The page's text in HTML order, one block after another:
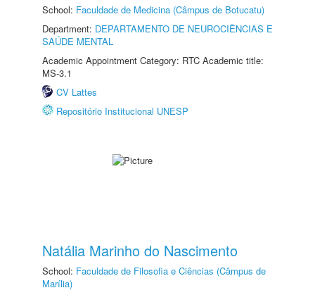
School: Faculdade de Medicina (Câmpus de Botucatu)
Department: DEPARTAMENTO DE NEUROCIÊNCIAS E
SAÚDE MENTAL
Academic Appointment Category: RTC Academic title:
MS-3.1
CV Lattes
Repositório Institucional UNESP
Natália Marinho do Nascimento
School: Faculdade de Filosofia e Ciências (Câmpus de
Marília)